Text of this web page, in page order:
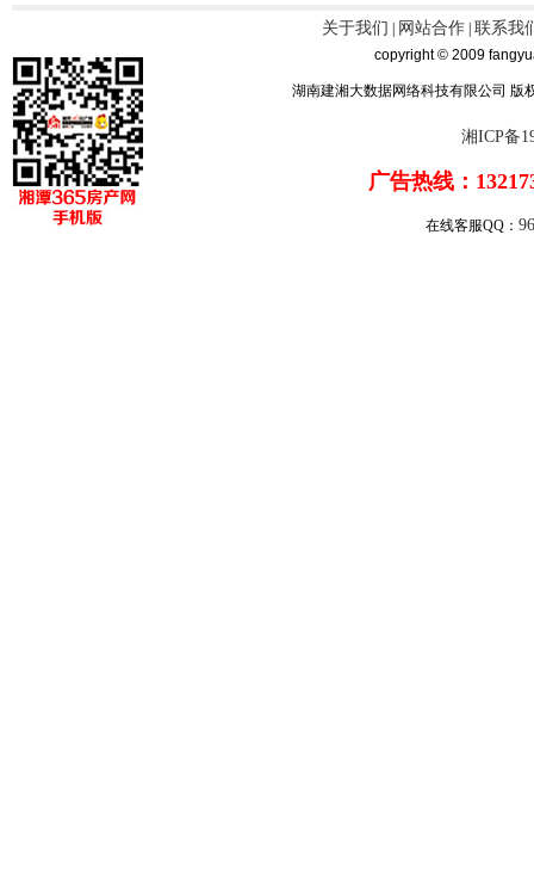
关于我们 网站合作 联系我
copyright © 2009
湖南建湘大数据网络科技有限公司
湘ICP备
广告热线：
在线客服QQ：